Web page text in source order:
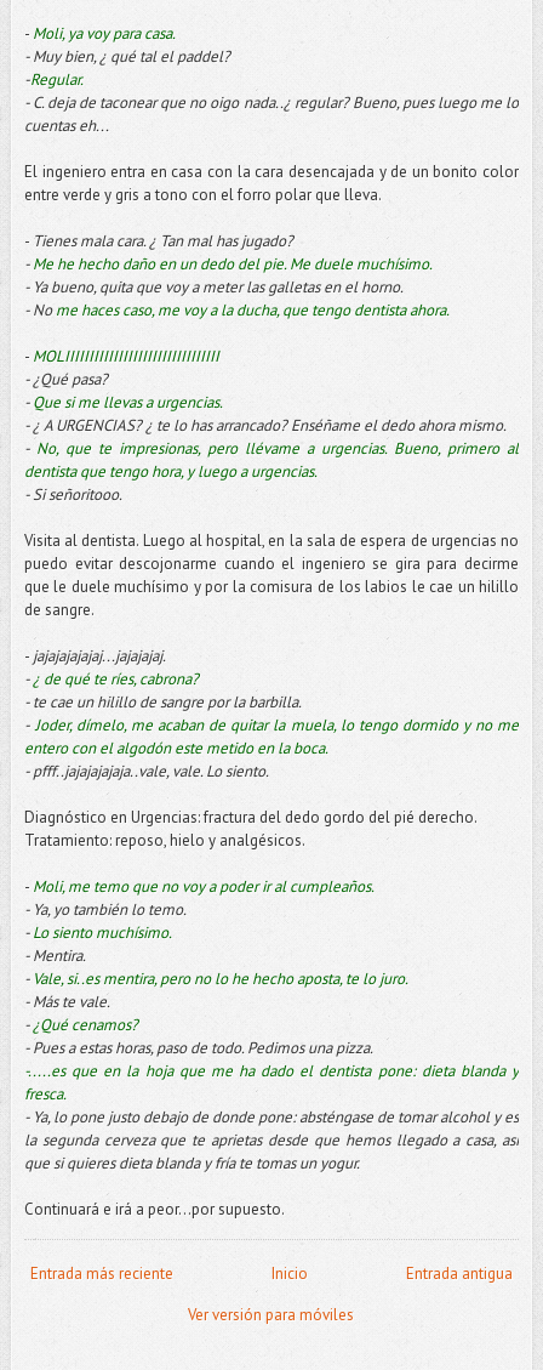
- Moli, ya voy para casa.
- Muy bien, ¿ qué tal elpaddel?
-Regular.
- C. deja de taconear que no oigo nada..¿ regular? Bueno, pues luego me lo
cuentas eh...
El ingeniero entra en casa con la cara desencajada y de un bonito color
entre verde y gris a tono con el forro polar que lleva.
- Tienes mala cara. ¿ Tan mal has jugado?
-Me he hecho daño en un dedo del pie. Me duele muchísimo.
- Ya bueno, quita que voy a meter las galletas en el horno.
- Nome haces caso, me voy a la ducha, que tengo dentista ahora.
- MOLIIIIIIIIIIIIIIIIIIIIIIIIIIIIIIII
- ¿Qué pasa?
-Que si me llevas a urgencias.
- ¿ A URGENCIAS? ¿ te lo has arrancado?Enséñameel dedo ahora mismo.
- No, que te impresionas, pero llévamea urgencias. Bueno, primero al
dentista que tengo hora, y luego a urgencias.
- Siseñoritooo.
Visita al dentista. Luego al hospital, en la sala de espera de urgencias no
puedo evitardescojonarme cuando el ingeniero se gira para decirme
que le duele muchísimo y por la comisura de los labios le cae un hilillo
de sangre.
- jajajajajajaj...jajajajaj.
-¿ de qué te ríes,cabrona?
- te cae unhilillode sangre por la barbilla.
- Joder, dímelo, me acaban de quitar la muela, lo tengo dormido y no me
entero con el algodón este metido en la boca.
- pfff..jajajajajaja..vale, vale. Lo siento.
Diagnóstico en Urgencias: fractura del dedo gordo del pié derecho.
Tratamiento: reposo, hielo y analgésicos.
- Moli, me temo que no voy a poder ir al cumpleaños.
- Ya, yo también lo temo.
-Lo siento muchísimo.
- Mentira.
- Vale, si..es mentira, pero no lo he hecho aposta, te lo juro.
- Más te vale.
-¿Qué cenamos?
-Pues a estas horas, paso de todo. Pedimos unapizza.
-.....es que en la hoja que me ha dado el dentista pone: dieta blanda y
fresca.
- Ya, lo pone justo debajo de donde pone:absténgase de tomar alcohol y es
la segunda cerveza que te aprietas desde que hemos llegado a casa, así
que si quieres dieta blanda y fría te tomas un yogur.
Continuará e irá a peor...por supuesto.
Entrada más reciente Entrada antigua
Inicio
Ver versión para móviles